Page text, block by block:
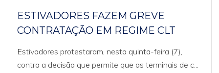
ESTIVADORES FAZEM GREVE
CONTRATAÇÃO EM REGIME CLT
Estivadores protestaram, nesta quinta-feira (7),
contra a decisão que permite que os terminais de c...